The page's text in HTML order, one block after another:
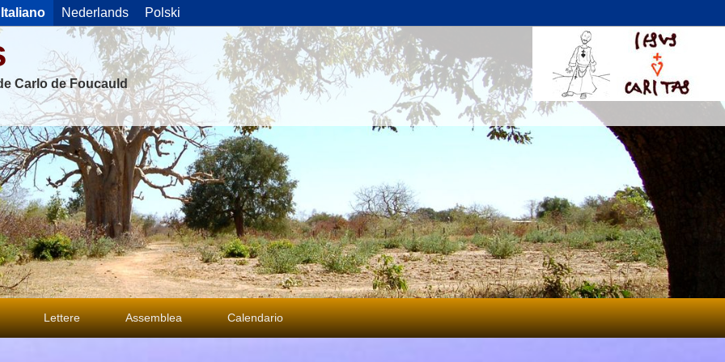
Italiano Nederlands Polski
Carlo de Foucauld
Lettere Assemblea Calendario